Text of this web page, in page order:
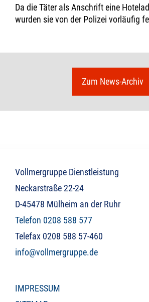
Da die Täter als Anschrift eine
wurden sie von der Polizei vorläufig
Zum News-Archiv
Vollmergruppe Dienstleistung
Neckarstraße 22-24
D-45478 Mülheim an der Ruhr
Telefon 0208 588 577
Telefax 0208 588 57-460
info@vollmergruppe.de
IMPRESSUM